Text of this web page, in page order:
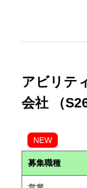
アビリテ
会社 （
NEW
募集職種